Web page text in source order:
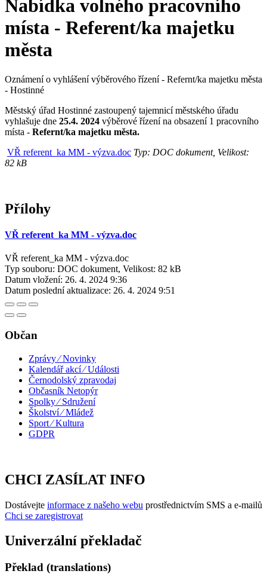
Nabídka volného pracovního
místa - Referent/ka majetku
města
Oznámení o vyhlášení výběrového řízení - Refernt/ka majetku města
- Hostinné
Městský úřad Hostinné zastoupený tajemnicí městského úřadu
vyhlašuje dne 25.4. 2024 výběrové řízení na obsazení 1 pracovního
místa - Refernt/ka majetku města.
VŘ referent_ka MM - výzva.doc Typ: DOC dokument, Velikost:
82 kB
Přílohy
VŘ referent_ka MM - výzva.doc
VŘ referent_ka MM - výzva.doc
Typ souboru: DOC dokument, Velikost: 82 kB
Datum vložení: 26. 4. 2024 9:36
Datum poslední aktualizace: 26. 4. 2024 9:51
Občan
Zprávy ⁄ Novinky
Kalendář akcí ⁄ Události
Černodolský zpravodaj
Občasník Netopýr
Spolky ⁄ Sdružení
Školství ⁄ Mládež
Sport ⁄ Kultura
GDPR
CHCI ZASÍLAT INFO
Dostávejte informace z našeho webu prostřednictvím SMS a e-mailů
Chci se zaregistrovat
Univerzální překladač
Překlad (translations)